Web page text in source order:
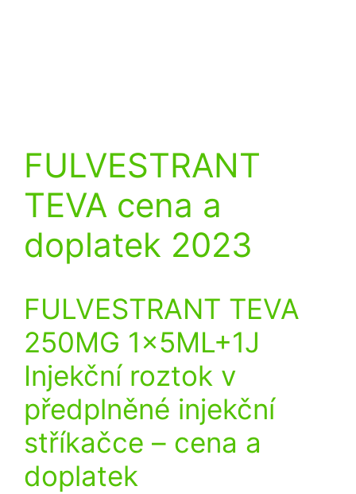
FULVESTRANT
TEVA cena a
doplatek 2023
FULVESTRANT TEVA
250MG 1x5ML+1J
Injekční roztok v
předplněné injekční
stříkačce – cena a
doplatek